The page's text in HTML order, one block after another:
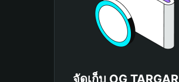
จัดเก็บ OG